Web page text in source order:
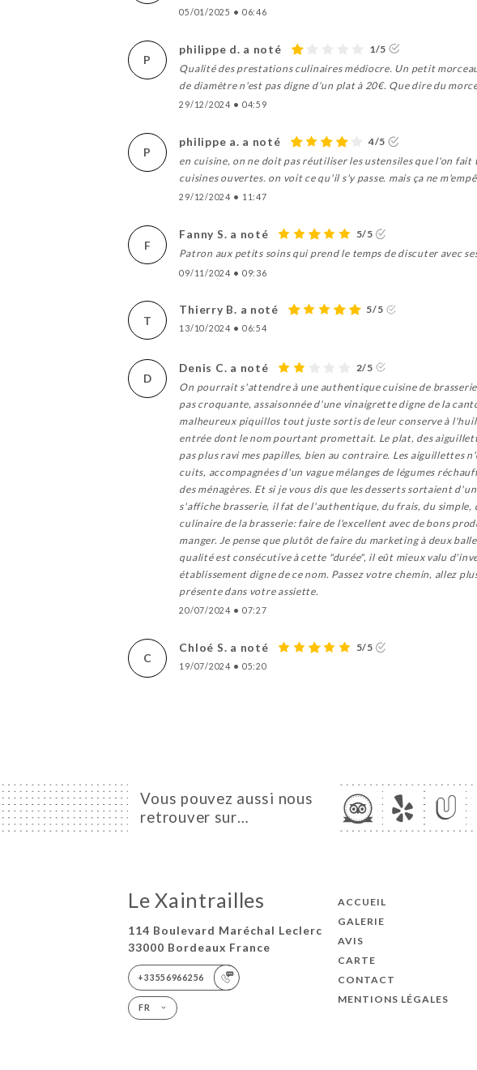
05/01/2025 • 06:46
P
philippe d. a noté
1/5
Qualité des prestations culinaires médiocre. Un petit
de diamètre n'est pas digne d'un plat à 20€. Que dire du
29/12/2024 • 04:59
P
philippe a. a noté
4/5
en cuisine, on ne doit pas réutiliser les ustensiles que l'on
cuisines ouvertes. on voit ce qu'il s'y passe. mais ça ne
29/12/2024 • 11:47
F
Fanny S. a noté
5/5
Patron aux petits soins qui prend le temps de discuter avec
09/11/2024 • 09:36
T
Thierry B. a noté 5/5
13/10/2024 • 06:54
D
Denis C. a noté
2/5
On pourrait s'attendre à une authentique cuisine de
pas croquante, assaisonnée d'une vinaigrette digne de la
malheureux piquillos tout juste sortis de leur conserve à
entrée dont le nom pourtant promettait. Le plat, des
pas plus ravi mes papilles, bien au contraire. Les aiguillettes
cuits, accompagnées d'un vague mélanges de légumes
des ménagères. Et si je vous dis que les desserts sortaient
s'affiche brasserie, il fat de l'authentique, du frais, du
culinaire de la brasserie: faire de l'excellent avec de bons
manger. Je pense que plutôt de faire du marketing à deux
qualité est consécutive à cette "durée", il eût mieux valu
établissement digne de ce nom. Passez votre chemin, allez
présente dans votre assiette.
20/07/2024 • 07:27
C
Chloé S. a noté 5/5
19/07/2024 • 05:20
Vous pouvez aussi nous
retrouver sur…
Le Xaintrailles
114 Boulevard Maréchal Leclerc
33000 Bordeaux France
+33556966256
FR
ACCUEIL
GALERIE
AVIS
CARTE
CONTACT
MENTIONS LÉGALES